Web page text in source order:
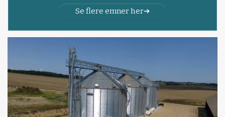
Se flere emner her